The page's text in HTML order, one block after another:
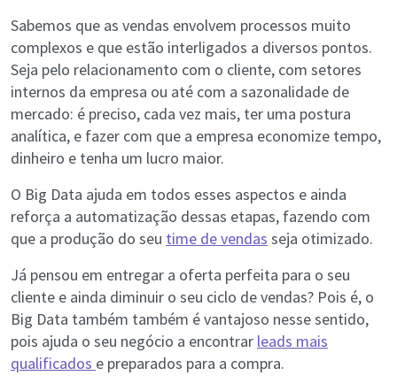
Sabemos que as vendas envolvem processos muito
complexos e que estão interligados a diversos pontos.
Seja pelo relacionamento com o cliente, com setores
internos da empresa ou até com a sazonalidade de
mercado: é preciso, cada vez mais, ter uma postura
analítica, e fazer com que a empresa economize tempo,
dinheiro e tenha um lucro maior.
O Big Data ajuda em todos esses aspectos e ainda
reforça a automatização dessas etapas, fazendo com
que a produção do seu time de vendas seja otimizado.
Já pensou em entregar a oferta perfeita para o seu
cliente e ainda diminuir o seu ciclo de vendas? Pois é, o
Big Data também também é vantajoso nesse sentido,
pois ajuda o seu negócio a encontrar leads mais
qualificados e preparados para a compra.